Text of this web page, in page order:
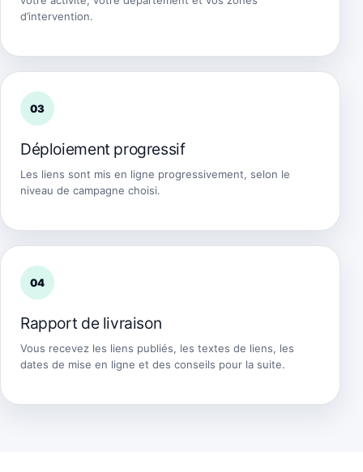
d’intervention.
03
Déploiement progressif
Les liens sont mis en ligne progressivement, selon le
niveau de campagne choisi.
04
Rapport de livraison
Vous recevez les liens publiés, les textes de liens, les
dates de mise en ligne et des conseils pour la suite.